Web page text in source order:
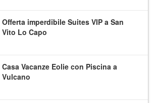
Offerta imperdibile Suites VIP a San
Vito Lo Capo
Casa Vacanze Eolie con Piscina a
Vulcano